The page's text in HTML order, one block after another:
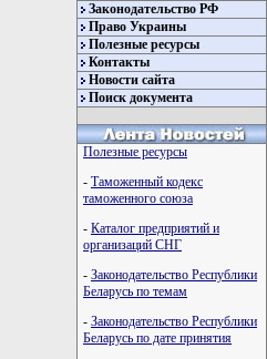
Законодательство РФ
Право Украины
Полезные ресурсы
Контакты
Новости сайта
Поиск документа
Полезные ресурсы
- Таможенный кодекс
таможенного союза
- Каталог предприятий и
организаций СНГ
- Законодательство Республики
Беларусь по темам
- Законодательство Республики
Беларусь по дате принятия